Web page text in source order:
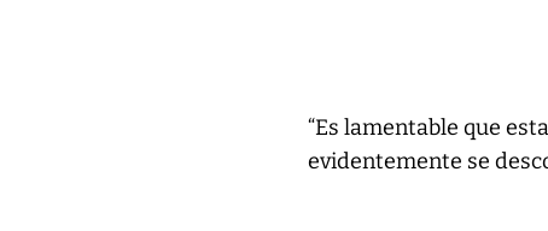
“Es lamentable que
evidentemente se